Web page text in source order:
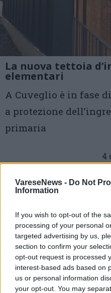
VareseNews - Do Not
Information
If you wish to opt-out of the
processing of your personal
targeted advertising by us,
section to confirm your
opt-out request is processed
interest-based ads based on
us or personal information
your opt-out. You may
La nuova tettoia
elementari
A Cuveglio è in fase
a protezione
primaria
4
scuola primaria
Leggi l'articolo:
Pre e post scuola anche